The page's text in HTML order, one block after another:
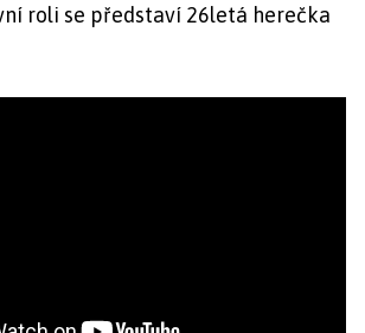
roli se představí 26letá herečka